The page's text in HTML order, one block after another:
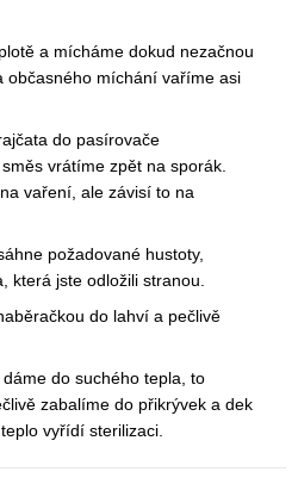
a mícháme dokud nezačnou
občasného míchání vaříme asi
do pasírovače
vrátíme zpět na sporák.
vaření, ale závisí to na
požadované hustoty,
která jste odložili stranou.
do lahví a pečlivě
do suchého tepla, to
zabalíme do přikrývek a dek
vyřídí sterilizaci.